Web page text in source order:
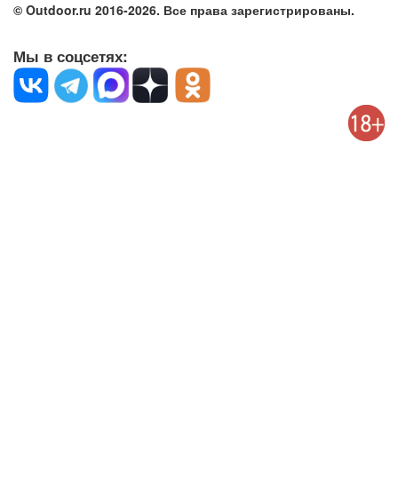
© Outdoor.ru 2016-2026. Все права зарегистрированы.
Мы в соцсетях: